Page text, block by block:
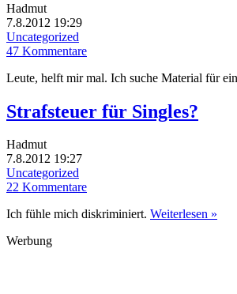
Hadmut
7.8.2012 19:29
Uncategorized
47 Kommentare
Leute, helft mir mal. Ich suche Material für
Strafsteuer für Singles?
Hadmut
7.8.2012 19:27
Uncategorized
22 Kommentare
Ich fühle mich diskriminiert. Weiterlesen »
Werbung